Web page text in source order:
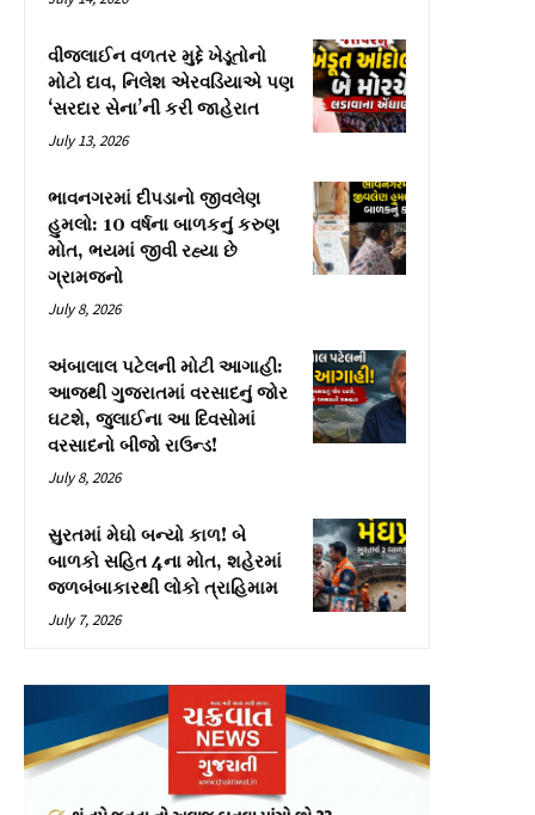
વીજલાઈન વળતર મુદ્દે ખેડૂતોનો
મોટો દાવ, નિલેશ એરવડિયાએ પણ
‘સરદાર સેના’ની કરી જાહેરાત
July 13, 2026
ભાવનગરમાં દીપડાનો જીવલેણ
હુમલો: 10 વર્ષના બાળકનું કરુણ
મોત, ભયમાં જીવી રહ્યા છે
ગ્રામજનો
July 8, 2026
અંબાલાલ પટેલની મોટી આગાહી:
આજથી ગુજરાતમાં વરસાદનું જોર
ઘટશે, જુલાઈના આ દિવસોમાં
વરસાદનો બીજો રાઉન્ડ!
July 8, 2026
સુરતમાં મેઘો બન્યો કાળ! બે
બાળકો સહિત 4ના મોત, શહેરમાં
જળબંબાકારથી લોકો ત્રાહિમામ
July 7, 2026